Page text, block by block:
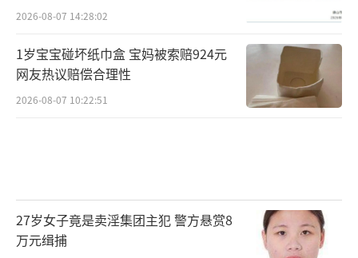
2026-08-07 14:28:02
1岁宝宝碰坏纸巾盒 宝妈被索赔924元
网友热议赔偿合理性
2026-08-07 10:22:51
27岁女子竟是卖淫集团主犯 警方悬赏8
万元缉捕